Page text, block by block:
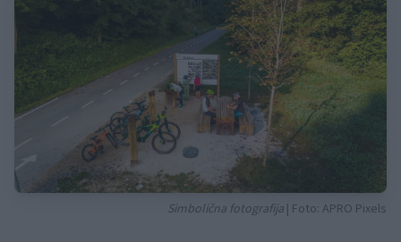
Simbolična fotografija | Foto: APRO Pixels